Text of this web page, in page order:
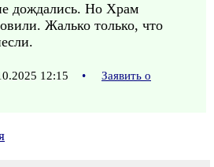
дождались. Но Храм
Жалько только, что
12:15 •
Заявить о